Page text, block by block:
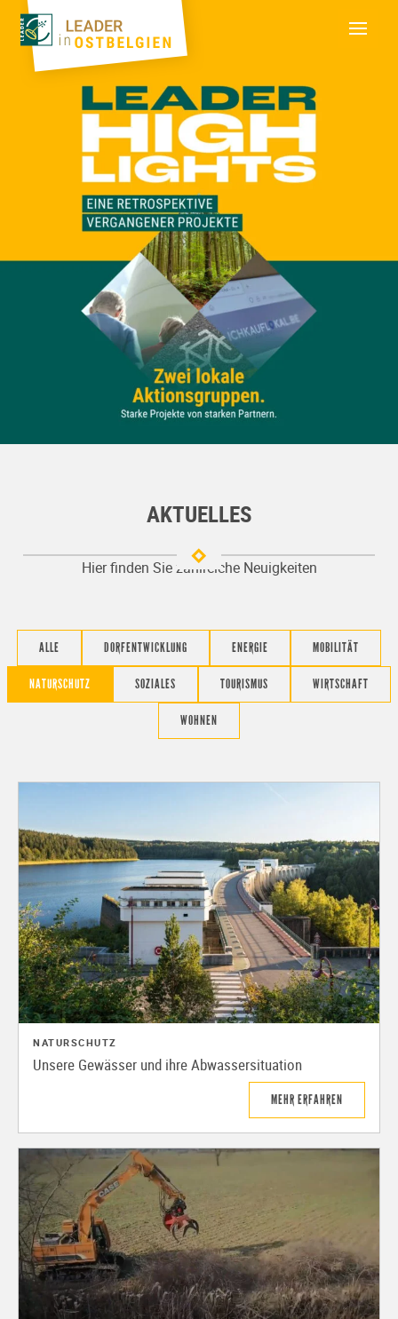
AKTUELLES
Hier finden Sie zahlreiche Neuigkeiten
ALLE DORFENTWICKLUNG ENERGIE MOBILITÄT
NATURSCHUTZ SOZIALES TOURISMUS WIRTSCHAFT
WOHNEN
NATURSCHUTZ
Unsere Gewässer und ihre Abwassersituation
MEHR ERFAHREN